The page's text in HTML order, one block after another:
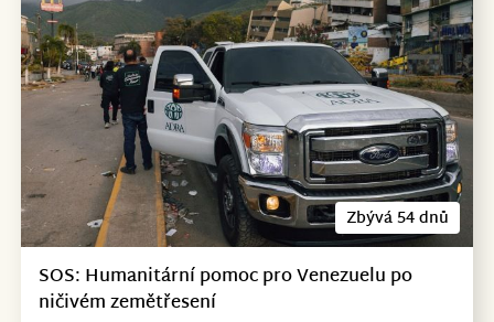
Zbývá 54 dnů
SOS: Humanitární pomoc pro Venezuelu po
ničivém zemětřesení